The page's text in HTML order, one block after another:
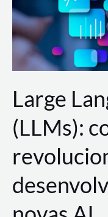
a
AWS?
Large
(LLMs):